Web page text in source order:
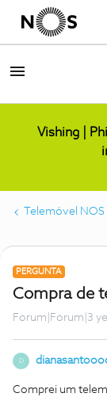
Vishing |
Telemóvel NOS
PERGUNTA
Compra de
Forum|Forum|3
D
Comprei um